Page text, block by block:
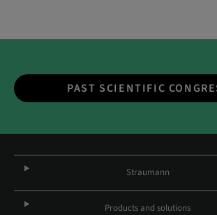
PAST SCIENTIFIC
Straumann
Products and solutions